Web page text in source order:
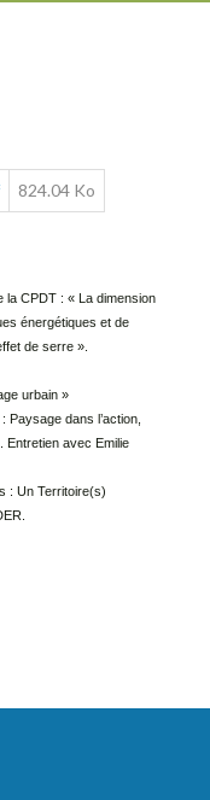
824.04 Ko
la CPDT : « La dimension
énergétiques et de
de serre ».
urbain »
Paysage dans l’action,
Entretien avec Emilie
: Un Territoire(s)